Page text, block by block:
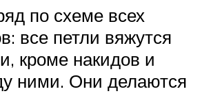
по схеме всех
все петли вяжутся
кроме накидов и
ними. Они делаются